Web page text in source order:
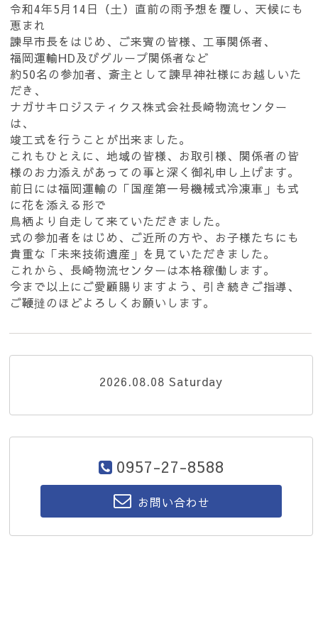
令和4年5月14日（土）直前の雨予想を覆し、天候にも
恵まれ
諫早市長をはじめ、ご来賓の皆様、工事関係者、
福岡運輸HD及びグループ関係者など
約50名の参加者、斎主として諫早神社様にお越しいた
だき、
ナガサキロジスティクス株式会社長崎物流センター
は、
竣工式を行うことが出来ました。
これもひとえに、地域の皆様、お取引様、関係者の皆
様のお力添えがあっての事と深く御礼申し上げます。
前日には福岡運輸の「国産第一号機械式冷凍車」も式
に花を添える形で
鳥栖より自走して来ていただきました。
式の参加者をはじめ、ご近所の方や、お子様たちにも
貴重な「未来技術遺産」を見ていただきました。
これから、長崎物流センターは本格稼働します。
今まで以上にご愛顧賜りますよう、引き続きご指導、
ご鞭撻のほどよろしくお願いします。
2026.08.08 Saturday
0957-27-8588
お問い合わせ